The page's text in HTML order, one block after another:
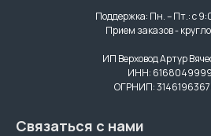
Поддержка: Пн. – Пт.: с
Прием заказов -
ИП Верховод Артур
ИНН:
ОГРНИП:
Связаться с нами